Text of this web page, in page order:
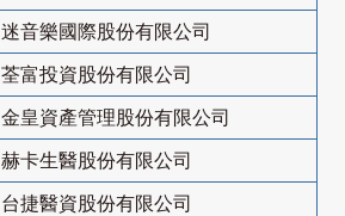
迷音樂國際股份有限公司
荃富投資股份有限公司
金皇資產管理股份有限公司
赫卡生醫股份有限公司
台捷醫資股份有限公司